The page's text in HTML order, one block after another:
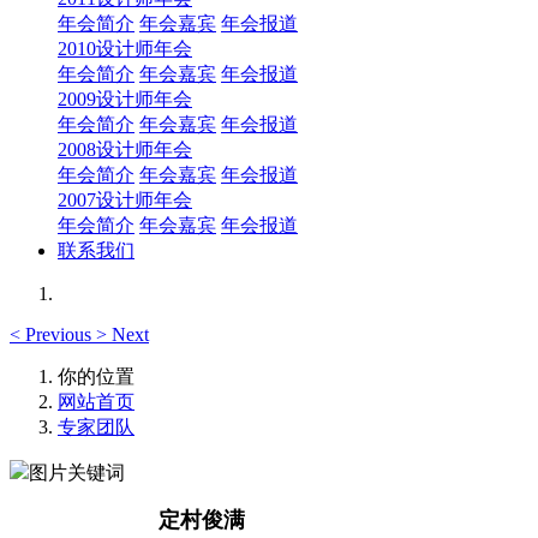
年会简介 年会嘉宾 年会报道
2010设计师年会
年会简介 年会嘉宾 年会报道
2009设计师年会
年会简介 年会嘉宾 年会报道
2008设计师年会
年会简介 年会嘉宾 年会报道
2007设计师年会
年会简介 年会嘉宾 年会报道
联系我们
< Previous > Next
你的位置
网站首页
专家团队
定村俊满